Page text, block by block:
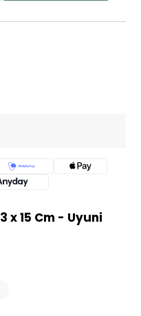
x 15 Cm - Uyuni